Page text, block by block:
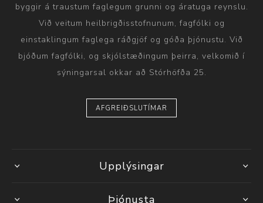
byggir á traustum faglegum grunni og áratuga reynslu.
Við veitum heilbrigðisstofnunum, fagfólki og
einstaklingum faglega ráðgjöf og góða þjónustu. Við
bjóðum fagfólki, og skjólstæðingum þeirra, velkomið í
sýningarsal okkar að Stórhöfða 25.
AFGREIÐSLUTÍMAR
Upplýsingar
Þjónusta